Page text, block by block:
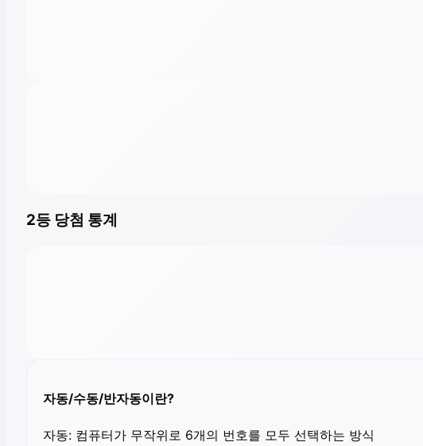
2등 당첨 통계
자동/수동/반자동이란?
자동: 컴퓨터가 무작위로 6개의 번호를 모두 선택하는 방식